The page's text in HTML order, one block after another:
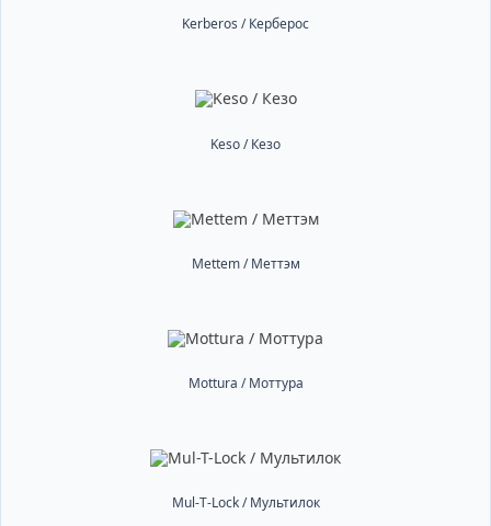
Kerberos / Керберос
Keso / Кезо
Mettem / Меттэм
Mottura / Моттура
Mul-T-Lock / Мультилок